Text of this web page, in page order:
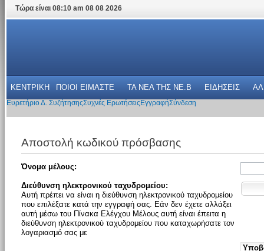
Τώρα είναι 08:10 am 08 08 2026
ΚΕΝΤΡΙΚΗ ΠΟΙΟΙ ΕΙΜΑΣΤΕ ΤΑ ΝΕΑ THΣ NE.B ΕΙΔΗΣΕΙΣ
Ευρετήριο Δ. ΣυζήτησηςΣυχνές Ερωτήσεις ΕγγραφήΣύνδεση
Αποστολή κωδικού πρόσβασης
Όνομα μέλους:
Διεύθυνση ηλεκτρονικού ταχυδρομείου:
Αυτή πρέπει να είναι η διεύθυνση ηλεκτρονικού ταχυδρομείου
που επιλέξατε κατά την εγγραφή σας. Εάν δεν έχετε αλλάξει
αυτή μέσω του Πίνακα Ελέγχου Μέλους αυτή είναι έπειτα η
διεύθυνση ηλεκτρονικού ταχυδρομείου που καταχωρήσατε τον
λογαριασμό σας με